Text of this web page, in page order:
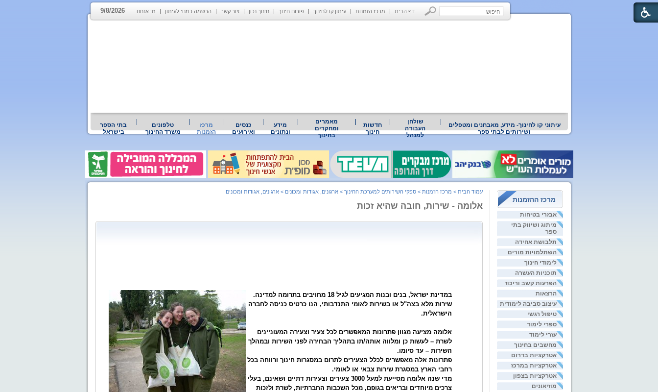
דף הבית מרכז הזמנות עיתון קו לחינוך פורום חינוך חינוך נכון צור קשר הרשמה כמנוי לעיתון מי אנחנו 9/8/2026
עיתוני קו לחינוך- מידע, מאבחנים ומטפלים
ושירותים לבתי ספר
שולחן
העבודה
למנהל
חדשות
חינוך
מאמרים
ומחקרים
בחינוך
מידע
ונתונים
כנסים
ואירועים
מרכז
הזמנות
טלפונים
משרד החינוך
בתי הספר
בישראל
מרכז ההזמנות
אבזרי בטיחות
מיתוג ושיווק בתי
ספר
תלבושת אחידה
השתלמויות מורים
לימודי חינוך
תוכניות העשרה
הפרעות קשב וריכוז
הרצאות
עיצוב סביבה לימודית
טיפול רגשי
ספרי לימוד
עזרי לימוד
מחשבים בחינוך
אטרקציות בדרום
אטרקציות במרכז
אטרקציות בצפון
מוזיאונים
עמוד הבית > מרכז הזמנות > ספקי השירותים למערכת החינוך > ארגונים, אגודות ומכונים > ארגונים, אגודות ומכונים
אלומה - שירות, חובה שהיא זכות
במדינת ישראל, בנים ובנות המגיעים לגיל 18 מחויבים בתרומה למדינה.
שירות מלא בצה"ל או בשירות לאומי התנדבותי, הנו כרטיס כניסה לחברה
הישראלית.
אלומה מציעה מגוון פתרונות המאפשרים לכל צעיר וצעירה המעוניינים
לשרת – לעשות כן ומלווה אותה/תו בתהליך הבחירה לפני השירות ובמהלך
השירות – עד סיומו.
פתרונות אלה מאפשרים לכלל הצעירים לתרום במסגרות חינוך ורווחה בכל
רחבי הארץ במסגרת שירות צבאי או לאומי.
מדי שנה אלומה מסייעת למעל 3000 צעירים וצעירות דתיים ושאינם, בעלי
צרכים מיוחדים ובריאים בגופם, מכל השכבות החברתיות, לשרת ולזכות